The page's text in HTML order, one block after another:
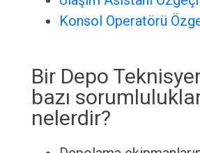
Konsol Operatörü
Bir Depo
bazı
nelerdir?